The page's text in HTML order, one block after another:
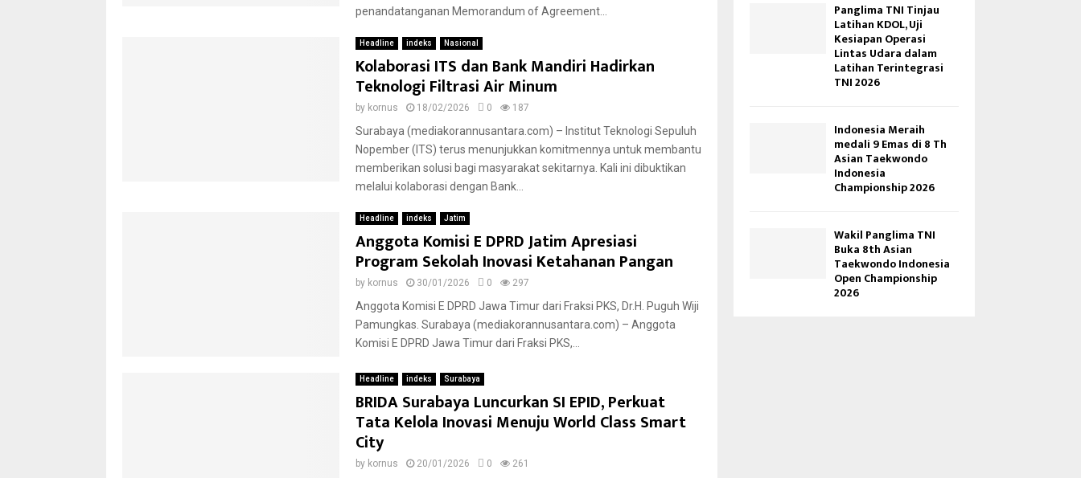
penandatanganan Memorandum of Agreement...
Headline indeks Nasional
Kolaborasi ITS dan Bank Mandiri Hadirkan
Teknologi Filtrasi Air Minum
by kornus 18/02/2026 0 187
Surabaya (mediakorannusantara.com) – Institut Teknologi Sepuluh
Nopember (ITS) terus menunjukkan komitmennya untuk membantu
memberikan solusi bagi masyarakat sekitarnya. Kali ini dibuktikan
melalui kolaborasi dengan Bank...
Headline indeks Jatim
Anggota Komisi E DPRD Jatim Apresiasi
Program Sekolah Inovasi Ketahanan Pangan
by kornus 30/01/2026 0 297
Anggota Komisi E DPRD Jawa Timur dari Fraksi PKS, Dr.H. Puguh Wiji
Pamungkas. Surabaya (mediakorannusantara.com) – Anggota
Komisi E DPRD Jawa Timur dari Fraksi PKS,...
Headline indeks Surabaya
BRIDA Surabaya Luncurkan SI EPID, Perkuat
Tata Kelola Inovasi Menuju World Class Smart
City
by kornus 20/01/2026 0 261
Panglima TNI Tinjau
Latihan KDOL, Uji
Kesiapan Operasi
Lintas Udara dalam
Latihan Terintegrasi
TNI 2026
Indonesia Meraih
medali 9 Emas di 8 Th
Asian Taekwondo
Indonesia
Championship 2026
Wakil Panglima TNI
Buka 8th Asian
Taekwondo Indonesia
Open Championship
2026